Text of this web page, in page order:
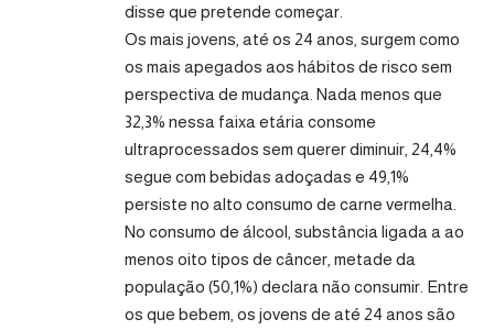
disse que pretende começar.
Os mais jovens, até os 24 anos, surgem como
os mais apegados aos hábitos de risco sem
perspectiva de mudança. Nada menos que
32,3% nessa faixa etária consome
ultraprocessados sem querer diminuir, 24,4%
segue com bebidas adoçadas e 49,1%
persiste no alto consumo de carne vermelha.
No consumo de álcool, substância ligada a ao
menos oito tipos de câncer, metade da
população (50,1%) declara não consumir. Entre
os que bebem, os jovens de até 24 anos são